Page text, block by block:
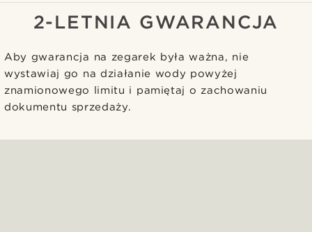
2-LETNIA GWARANCJA
Aby gwarancja na zegarek była ważna, nie
wystawiaj go na działanie wody powyżej
znamionowego limitu i pamiętaj o zachowaniu
dokumentu sprzedaży.